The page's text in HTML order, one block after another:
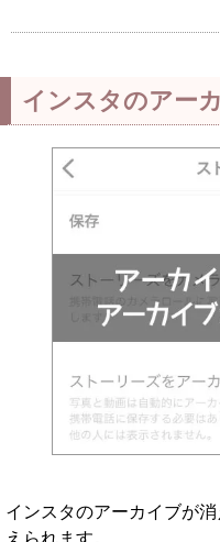
インスタのアー
インスタのアーカイブが
えられます。